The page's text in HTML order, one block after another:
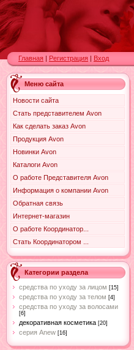
Главная | Регистрация | Вход
Меню сайта
Новости сайта
Стать представителем Avon
Как сделать заказ Avon
Продукция Avon
Новинки Avon
Каталоги Avon
О работе Представителя Avon
Информация о компании Avon
Обратная связь
Интернет-магазин
О работе Координатор...
Стать Координатором ...
Категории раздела
средства по уходу за лицом [15]
средства по уходу за телом [4]
средства по уходу за волосами
[6]
декоративная косметика [20]
серия Anew [16]